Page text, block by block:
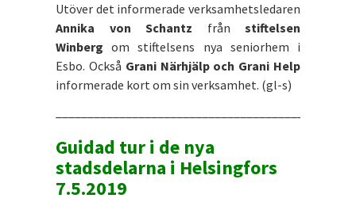
Utöver det informerade verksamhetsledaren
Annika von Schantz från stiftelsen
Winberg om stiftelsens nya seniorhem i
Esbo. Också Grani Närhjälp och Grani Help
informerade kort om sin verksamhet. (gl-s)
Guidad tur i de nya
stadsdelarna i Helsingfors
7.5.2019